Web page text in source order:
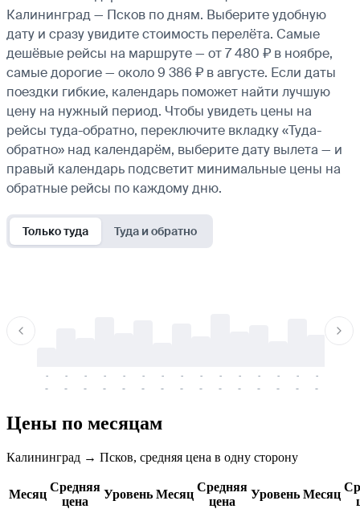
Калининград — Псков по дням. Выберите удобную
дату и сразу увидите стоимость перелёта. Самые
дешёвые рейсы на маршруте — от 7 480 ₽ в ноябре,
самые дорогие — около 9 386 ₽ в августе. Если даты
поездки гибкие, календарь поможет найти лучшую
цену на нужный период. Чтобы увидеть цены на
рейсы туда-обратно, переключите вкладку «Туда-
обратно» над календарём, выберите дату вылета — и
правый календарь подсветит минимальные цены на
обратные рейсы по каждому дню.
Только туда Туда и обратно
-
-
-
-
-
-
-
-
-
-
-
-
-
-
-
-
-
-
-
-
-
-
-
-
-
-
-
-
-
-
Цены по месяцам
Калининград → Псков, средняя цена в одну сторону
Месяц
Средняя
цена
Уровень Месяц
Средняя
цена
Уровень Месяц